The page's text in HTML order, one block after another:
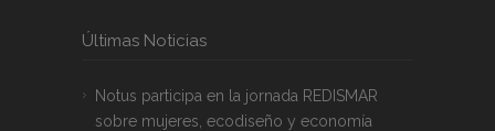
Últimas Noticias
Notus participa en la jornada REDISMAR
sobre mujeres, ecodiseño y economía